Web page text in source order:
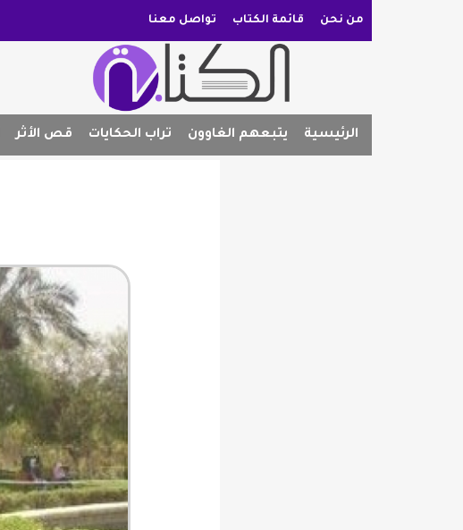
من نحن قائمة الكتاب تواصل معنا
الرئيسية يتبعهم الغاوون تراب الحكايات قص الأثر